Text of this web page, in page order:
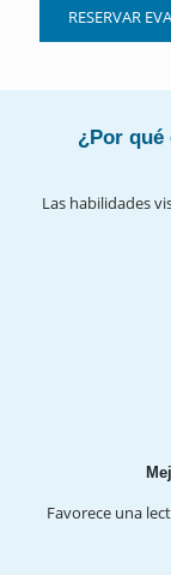
RESERVAR
¿Por
Las habilidades
Favorece una